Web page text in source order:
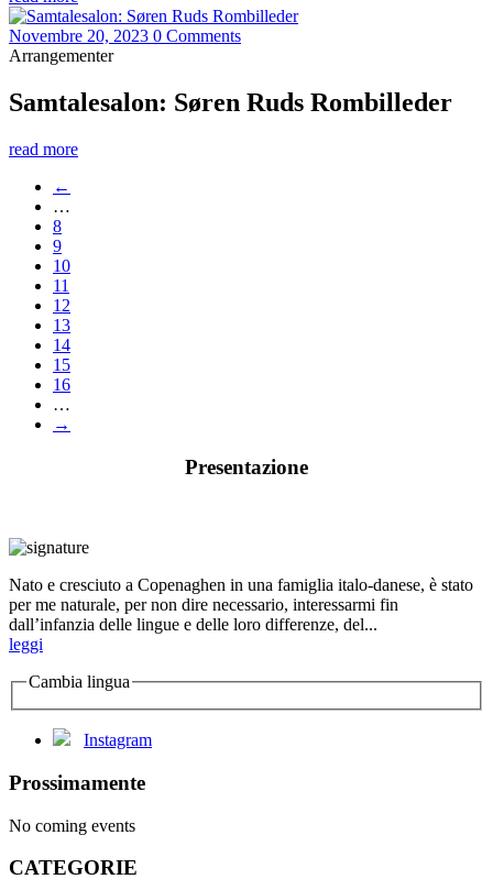
Novembre 20, 2023 0 Comments
Arrangementer
Samtalesalon: Søren Ruds Rombilleder
read more
←
…
8
9
10
11
12
13
14
15
16
…
→
Presentazione
Nato e cresciuto a Copenaghen in una famiglia italo-danese, è stato
per me naturale, per non dire necessario, interessarmi fin
dall’infanzia delle lingue e delle loro differenze, del...
leggi
Cambia lingua
Instagram
Prossimamente
No coming events
CATEGORIE